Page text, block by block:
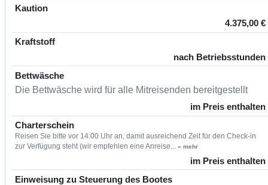
Kaution
4.375,00 €
Kraftstoff
nach Betriebsstunden
Bettwäsche
Die Bettwäsche wird für alle Mitreisenden bereitgestellt
im Preis enthalten
Charterschein
Reisen Sie bitte vor 14:00 Uhr an, damit ausreichend Zeit für den Check-in
zur Verfügung steht (wir empfehlen eine Anreise... » mehr
im Preis enthalten
Einweisung zu Steuerung des Bootes